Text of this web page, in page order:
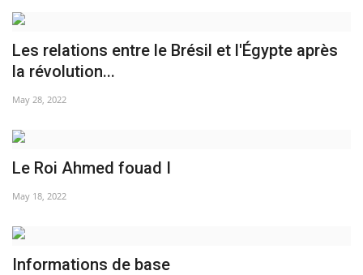
Terms & Conditions
Contact
Héritage de Gamal Abdel Nasser
L'Égypte
Les auspices
Nasser
Les relations entre le Brésil et l'Égypte après
la révolution...
May 28, 2022
Le Roi Ahmed fouad I
May 18, 2022
Informations de base